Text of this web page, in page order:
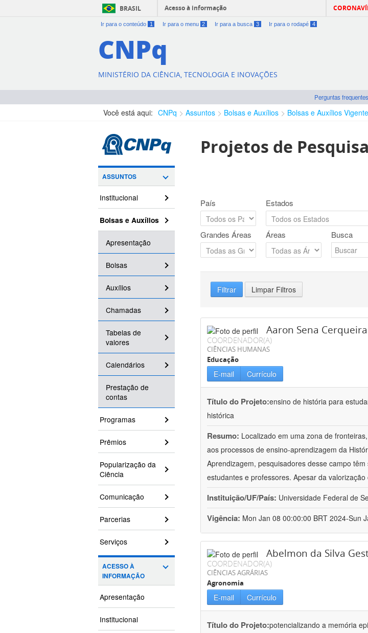
BRASIL Acesso à informação
Ir para o conteúdo 1 Ir para o menu 2 Ir para a busca 3 Ir para o rodapé 4
CNPq
MINISTÉRIO DA CIÊNCIA, TECNOLOGIA E INOVAÇÕES
Perguntas frequentes
Você está aqui: CNPq Assuntos Bolsas e Auxílios Bolsas e Auxílios
ASSUNTOS
Institucional
Bolsas e Auxílios
Apresentação
Bolsas
Auxílios
Chamadas
Tabelas de
valores
Calendários
Prestação de
contas
Programas
Prêmios
Popularização da
Ciência
Comunicação
Parcerias
Serviços
ACESSO À
INFORMAÇÃO
Apresentação
Institucional
Projetos de Pesquisa
País Estados
Grandes Áreas Áreas Busca
Filtrar Limpar Filtros
Aaron Sena
COORDENADOR(A)
CIÊNCIAS HUMANAS
Educação
E-mail Currículo
Título do Projeto:ensino de história para
histórica
Resumo: Localizado em uma zona de
aos processos de ensino-aprendizagem da
Aprendizagem, pesquisadores desse campo
estudantes e professores. Apesar da
Instituição/UF/País: Universidade Federal de
Vigência: Mon Jan 08 00:00:00 BRT 2024-Sun
Abelmon da Silva
COORDENADOR(A)
CIÊNCIAS AGRÁRIAS
Agronomia
E-mail Currículo
Título do Projeto:potencializando a memória